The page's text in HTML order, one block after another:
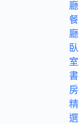
廳
餐
廳
臥
室
書
房
精
選